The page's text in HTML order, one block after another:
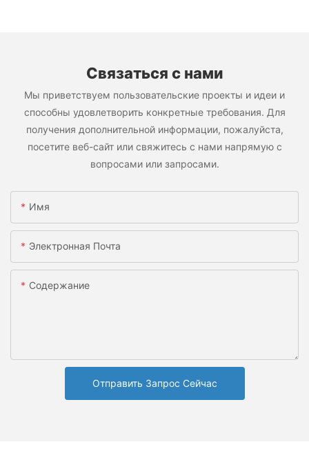
Связаться с нами
Мы приветствуем пользовательские проекты и идеи и
способны удовлетворить конкретные требования. Для
получения дополнительной информации, пожалуйста,
посетите веб-сайт или свяжитесь с нами напрямую с
вопросами или запросами.
Имя
Электронная Почта
Содержание
Отправить Запрос Сейчас